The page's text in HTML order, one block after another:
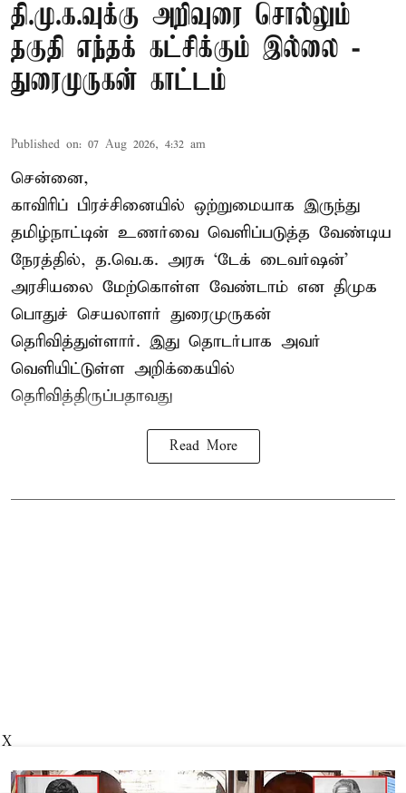
தி.மு.க.வுக்கு அறிவுரை சொல்லும்
தகுதி எந்தக் கட்சிக்கும் இல்லை -
துரைமுருகன் காட்டம்
Published on: 07 Aug 2026, 4:32 am
சென்னை,
காவிரிப் பிரச்சினையில் ஒற்றுமையாக இருந்து
தமிழ்நாட்டின் உணர்வை வெளிப்படுத்த வேண்டிய
நேரத்தில், த.வெ.க. அரசு ‘டேக் டைவர்ஷன்’
அரசியலை மேற்கொள்ள வேண்டாம் என திமுக
பொதுச் செயலாளர் துரைமுருகன்
தெரிவித்துள்ளார். இது தொடர்பாக அவர்
வெளியிட்டுள்ள அறிக்கையில்
தெரிவித்திருப்பதாவது
Read More
X